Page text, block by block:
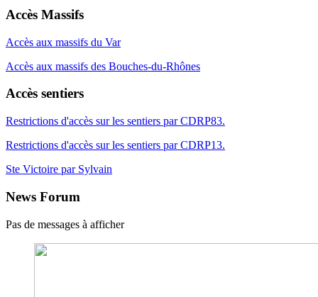
Accès Massifs
Accès aux massifs du Var
Accès aux massifs des Bouches-du-Rhônes
Accès sentiers
Restrictions d'accès sur les sentiers par CDRP83.
Restrictions d'accès sur les sentiers par CDRP13.
Ste Victoire par Sylvain
News Forum
Pas de messages à afficher